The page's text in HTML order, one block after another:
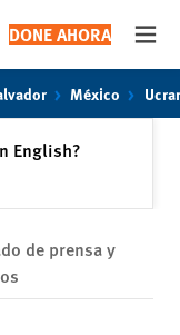
DONE AHORA
México
English?
de prensa y